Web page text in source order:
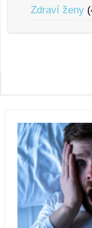
Zdraví ženy